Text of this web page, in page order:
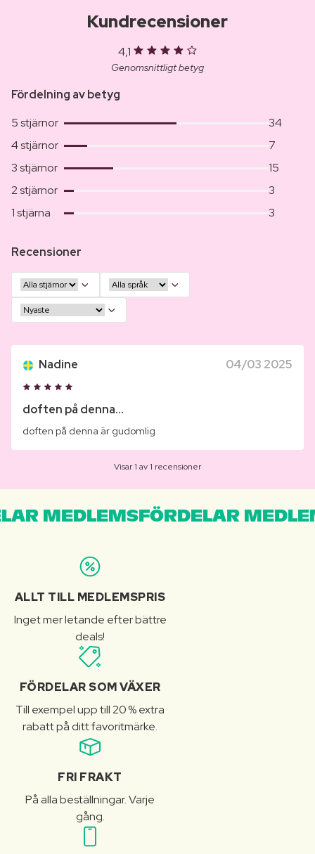
Kundrecensioner
4,1
Genomsnittligt betyg
Fördelning av betyg
5 stjärnor
34
4 stjärnor
7
3 stjärnor
15
2 stjärnor
3
1 stjärna
3
Recensioner
Nadine 04/03 2025
doften på denna...
doften på denna är gudomlig
Visar 1 av 1 recensioner
MEDLEMSFÖRDELAR
ALLT TILL MEDLEMSPRIS
Inget mer letande efter bättre
deals!
FÖRDELAR SOM VÄXER
Till exempel upp till 20 % extra
rabatt på ditt favoritmärke.
FRI FRAKT
På alla beställningar. Varje
gång.